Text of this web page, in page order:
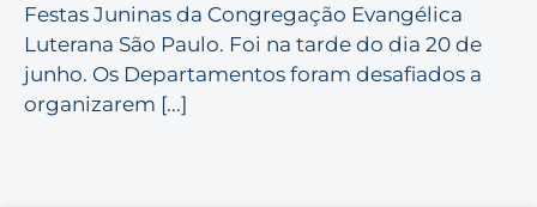
Festas Juninas da Congregação Evangélica
Luterana São Paulo. Foi na tarde do dia 20 de
junho. Os Departamentos foram desafiados a
organizarem [...]